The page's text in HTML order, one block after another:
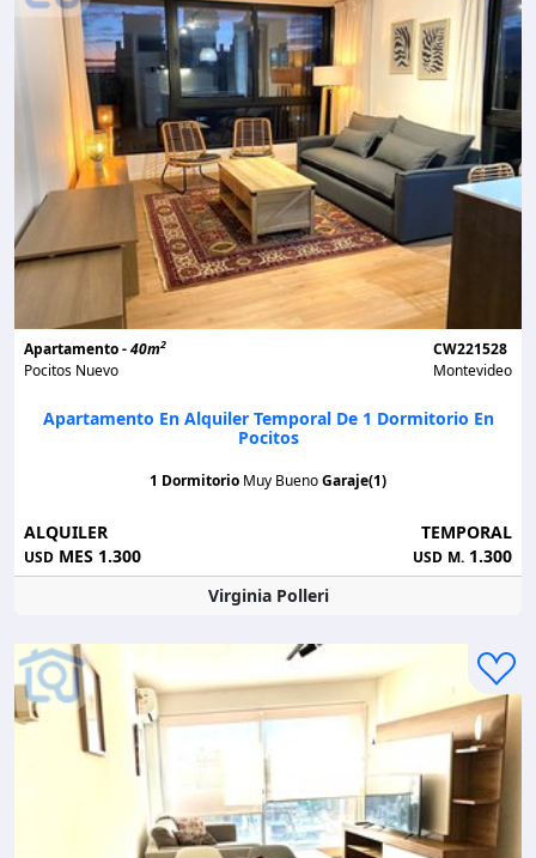
Apartamento -40m2
Pocitos Nuevo
CW221528
Montevideo
Apartamento En Alquiler Temporal De 1 Dormitorio En
Pocitos
1 Dormitorio Muy BuenoGaraje(1)
ALQUILER
USD MES 1.300
TEMPORAL
USD M. 1.300
Virginia Polleri